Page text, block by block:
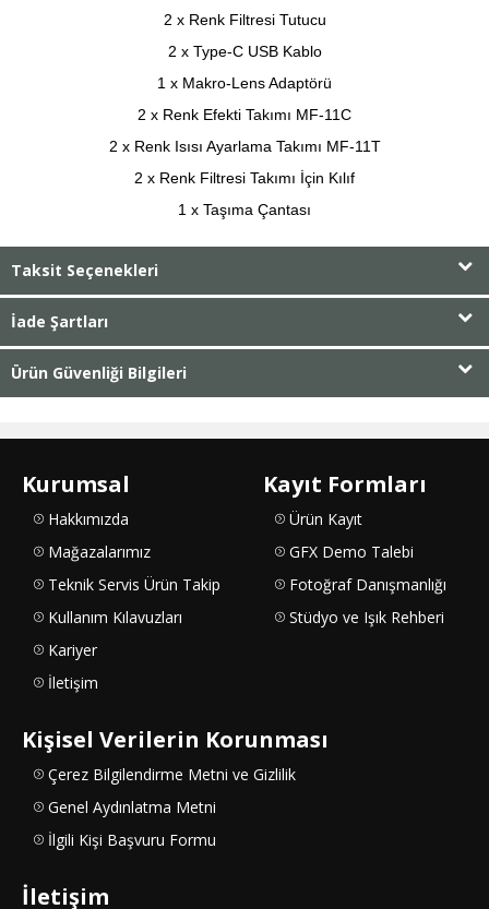
2 x Renk Filtresi Tutucu
2 x Type-C USB Kablo
1 x Makro-Lens Adaptörü
2 x Renk Efekti Takımı MF-11C
2 x Renk Isısı Ayarlama Takımı MF-11T
2 x Renk Filtresi Takımı İçin Kılıf
1 x Taşıma Çantası
Taksit Seçenekleri
İade Şartları
Ürün Güvenliği Bilgileri
Kurumsal
Hakkımızda
Mağazalarımız
Teknik Servis Ürün Takip
Kullanım Kılavuzları
Kariyer
İletişim
Kayıt Formları
Ürün Kayıt
GFX Demo Talebi
Fotoğraf Danışmanlığı
Stüdyo ve Işık Rehberi
Kişisel Verilerin Korunması
Çerez Bilgilendirme Metni ve Gizlilik
Genel Aydınlatma Metni
İlgili Kişi Başvuru Formu
İletişim